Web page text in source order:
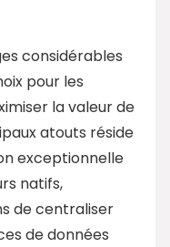
considérables
pour les
la valeur de
atouts réside
exceptionnelle
natifs,
de centraliser
de données